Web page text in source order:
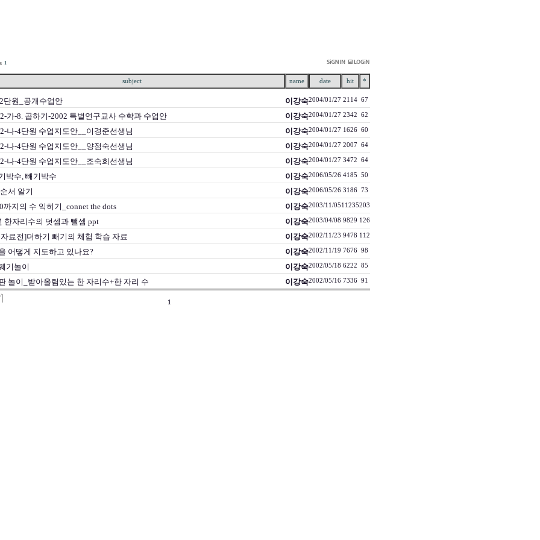
1
subject name date hit *
단원_공개수업안 이강숙2004/01/27 2114 67
가-8. 곱하기-2002 특별연구교사 수학과 수업안 이강숙2004/01/27 2342 62
나-4단원 수업지도안__이경준선생님 이강숙2004/01/27 1626 60
나-4단원 수업지도안__양점숙선생님 이강숙2004/01/27 2007 64
나-4단원 수업지도안__조숙희선생님 이강숙2004/01/27 3472 64
박수, 빼기박수 이강숙2006/05/26 4185 50
서 알기 이강숙2006/05/26 3186 73
까지의 수 익히기_connet the dots 이강숙2003/11/0511235203
한자리수의 덧셈과 뺄셈 ppt 이강숙2003/04/08 9829 126
료전]더하기 빼기의 체험 학습 자료 이강숙2002/11/23 9478 112
어떻게 지도하고 있나요? 이강숙2002/11/19 7676 98
기놀이 이강숙2002/05/18 6222 85
놀이_받아올림있는 한 자리수+한 자리 수 이강숙2002/05/16 7336 91
1